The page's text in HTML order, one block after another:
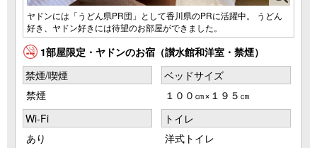
ヤドンには「うどん県PR団」として香川県のPRに活躍中。 うどん
好き、ヤドン好きには待望のお部屋ができました。
1部屋限定・ヤドンのお宿（讃水館和洋室・禁煙）
禁煙/喫煙
禁煙
ベッドサイズ
１００㎝×１９５㎝
Wi-Fi
あり
トイレ
洋式トイレ